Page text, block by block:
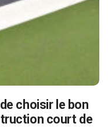
choisir le bon
court de